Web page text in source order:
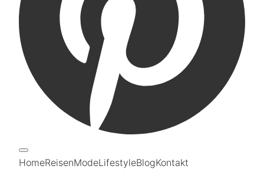
HomeReisenModeLifestyleBlogKontakt